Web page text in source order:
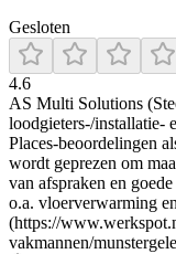
Gesloten
4.6
AS Multi Solutions
loodgieters-/installatie-
Places-beoordelingen
wordt geprezen om
van afspraken en
o.a. vloerverwarming
(https://
vakmannen/